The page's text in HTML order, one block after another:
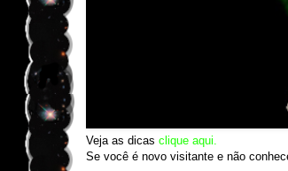
Veja as dicas clique aqui.
Se você é novo visitante e não